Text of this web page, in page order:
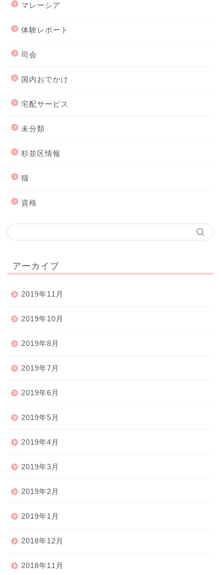
マレーシア
体験レポート
司会
国内おでかけ
宅配サービス
未分類
杉並区情報
猫
資格
アーカイブ
2019年11月
2019年10月
2019年8月
2019年7月
2019年6月
2019年5月
2019年4月
2019年3月
2019年2月
2019年1月
2018年12月
2018年11月